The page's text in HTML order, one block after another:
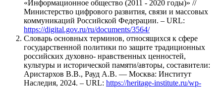
«Информационное общество (2011 - 2020 годы)» //
Министерство цифрового развития, связи и массовых
коммуникаций Российской Федерации. – URL:
https://digital.gov.ru/ru/documents/3564/
Словарь основных терминов, относящихся к сфере
государственной политики по защите традиционных
российских духовно- нравственных ценностей,
культуры и исторической памяти/авторы, составители:
Аристархов В.В., Рауд А.В. — Москва: Институт
Наследия, 2024. – URL: https://heritage-institute.ru/wp-